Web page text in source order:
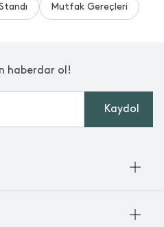
Mutfak Gereçleri
haberdar ol!
Kaydol